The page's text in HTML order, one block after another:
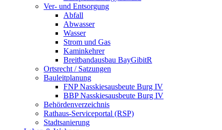
Ver- und Entsorgung
Abfall
Abwasser
Wasser
Strom und Gas
Kaminkehrer
Breitbandausbau BayGibitR
Ortsrecht / Satzungen
Bauleitplanung
FNP Nasskiesausbeute Burg IV
BBP Nasskiesausbeute Burg IV
Behördenverzeichnis
Rathaus-Serviceportal (RSP)
Stadtsanierung